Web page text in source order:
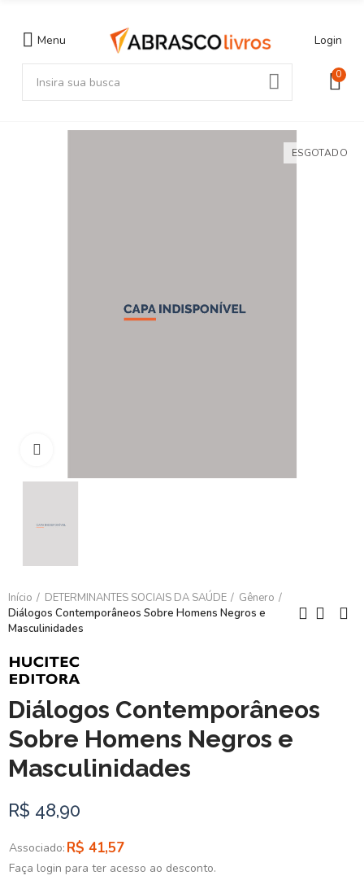
Menu Login
0
ESGOTADO
Início DETERMINANTES SOCIAIS DA SAÚDE
Gênero
Diálogos Contemporâneos Sobre Homens Negros e
Masculinidades
Diálogos Contemporâneos
Sobre Homens Negros e
Masculinidades
R$ 48,90
Associado: R$ 41,57
Faça login para ter acesso ao desconto.